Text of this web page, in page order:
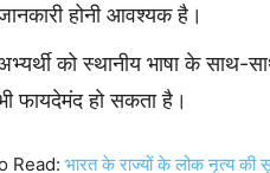
होनी आवश्यक है।
को स्थानीय भाषा के साथ-
फायदेमंद हो सकता है।
Read: भारत के राज्यों के लोक नृत्य की